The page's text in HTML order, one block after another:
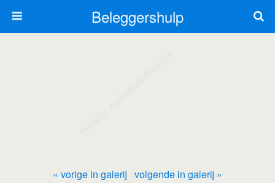
Beleggershulp
« vorige in galerij volgende in galerij »